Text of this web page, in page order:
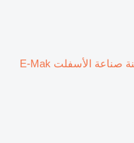
جديد ماكينة صناعة الأسفلت E-Mak